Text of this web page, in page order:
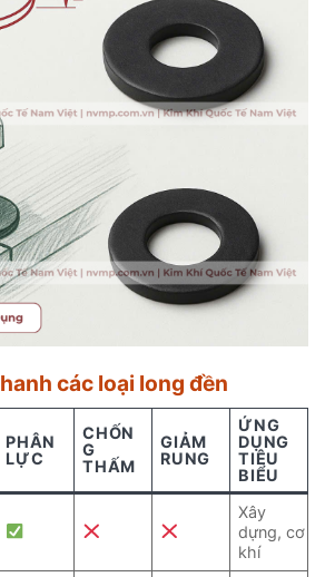
các loại long đền
PHÂN
LỰC
CHỐN
G
THẤM
GIẢM
RUNG
ỨNG
DỤNG
TIÊU
BIỂU
Xây
dựng, cơ
khí